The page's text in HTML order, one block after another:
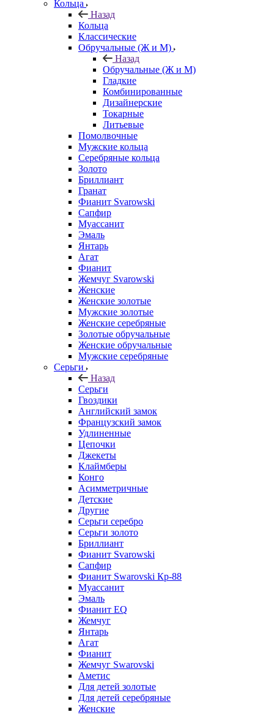
Кольца
Назад
Кольца
Классические
Обручальные (Ж и М)
Назад
Обручальные (Ж и М)
Гладкие
Комбинированные
Дизайнерские
Токарные
Литьевые
Помолвочные
Мужские кольца
Серебряные кольца
Золото
Бриллиант
Гранат
Фианит Svarowski
Сапфир
Муассанит
Эмаль
Янтарь
Агат
Фианит
Жемчуг Svarowski
Женские
Женские золотые
Мужские золотые
Женские серебряные
Золотые обручальные
Женские обручальные
Мужские серебряные
Серьги
Назад
Серьги
Гвоздики
Английский замок
Французский замок
Удлиненные
Цепочки
Джекеты
Клаймберы
Конго
Асимметричные
Детские
Другие
Серьги серебро
Серьги золото
Бриллиант
Фианит Svarowski
Сапфир
Фианит Swarovski Кр-88
Муассанит
Эмаль
Фианит EQ
Жемчуг
Янтарь
Агат
Фианит
Жемчуг Swarovski
Аметис
Для детей золотые
Для детей серебряные
Женские